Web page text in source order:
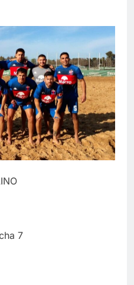
7